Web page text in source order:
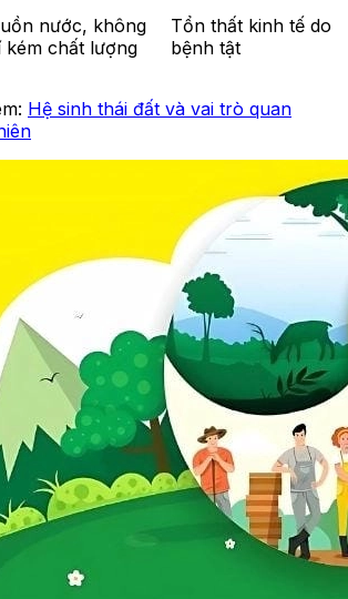
nước, không
kém chất lượng
Tổn thất kinh tế do
bệnh tật
Hệ sinh thái đất và vai trò quan